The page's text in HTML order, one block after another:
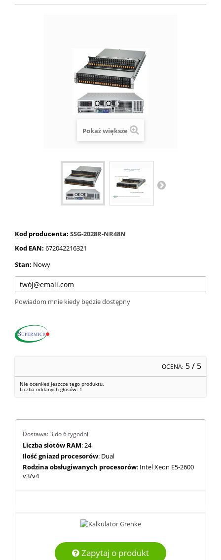
Pokaż większe
Kod producenta: SSG-2028R-NR48N
Kod EAN: 672042216321
Stan: Nowy
Powiadom mnie kiedy będzie dostępny
OCENA: 5/ 5
Nie oceniłeś jeszcze tego produktu.
Liczba oddanych głosów: 1
Dostawa: 3 do 6 tygodni
Liczba slotów RAM: 24
Ilość gniazd procesorów: Dual
Rodzina obsługiwanych procesorów: Intel Xeon E5-2600
v3/v4
Zapytaj o produkt